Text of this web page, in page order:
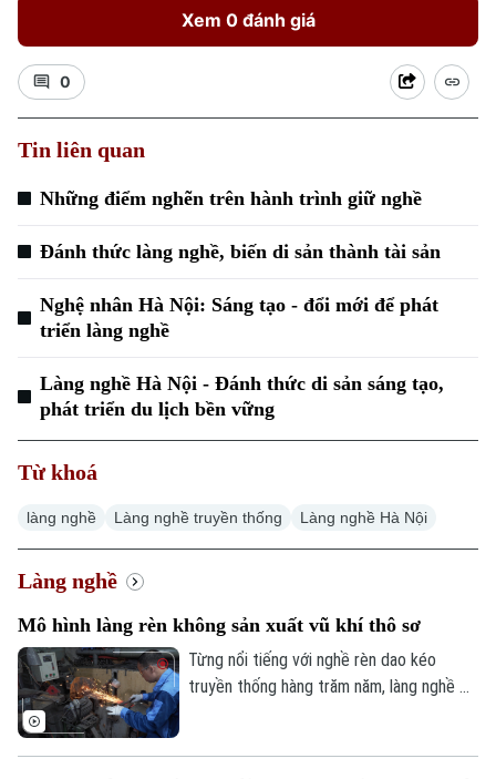
Xem 0 đánh giá
0
Tin liên quan
Những điểm nghẽn trên hành trình giữ nghề
Đánh thức làng nghề, biến di sản thành tài sản
Nghệ nhân Hà Nội: Sáng tạo - đổi mới để phát
triển làng nghề
Làng nghề Hà Nội - Đánh thức di sản sáng tạo,
phát triển du lịch bền vững
Từ khoá
làng nghề Làng nghề truyền thống Làng nghề Hà Nội
Làng nghề
Mô hình làng rèn không sản xuất vũ khí thô sơ
Từng nổi tiếng với nghề rèn dao kéo
truyền thống hàng trăm năm, làng nghề Đa